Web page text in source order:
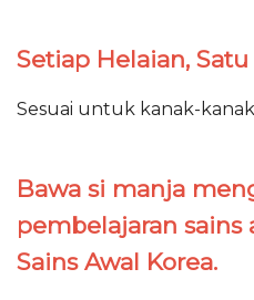
Setiap Helaian,
Sesuai untuk kanak-
Bawa si manja
pembelajaran sains
Sains Awal Korea.